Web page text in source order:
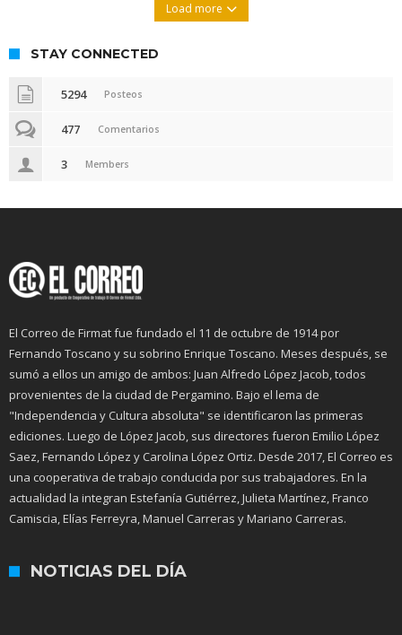
Load more
STAY CONNECTED
5294 Posteos
477 Comentarios
3 Members
El Correo de Firmat fue fundado el 11 de octubre de 1914 por
Fernando Toscano y su sobrino Enrique Toscano. Meses después, se
sumó a ellos un amigo de ambos: Juan Alfredo López Jacob, todos
provenientes de la ciudad de Pergamino. Bajo el lema de
"Independencia y Cultura absoluta" se identificaron las primeras
ediciones. Luego de López Jacob, sus directores fueron Emilio López
Saez, Fernando López y Carolina López Ortiz. Desde 2017, El Correo es
una cooperativa de trabajo conducida por sus trabajadores. En la
actualidad la integran Estefanía Gutiérrez, Julieta Martínez, Franco
Camiscia, Elías Ferreyra, Manuel Carreras y Mariano Carreras.
NOTICIAS DEL DÍA